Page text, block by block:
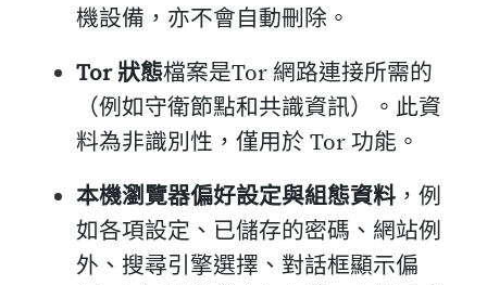
機設備，亦不會自動刪除。
Tor 狀態檔案是Tor 網路連接所需的
（例如守衛節點和共識資訊）。此資
料為非識別性，僅用於 Tor 功能。
本機瀏覽器偏好設定與組態資料 ，例
如各項設定、已儲存的密碼、網站例
外、搜尋引擎選擇、對話框顯示偏